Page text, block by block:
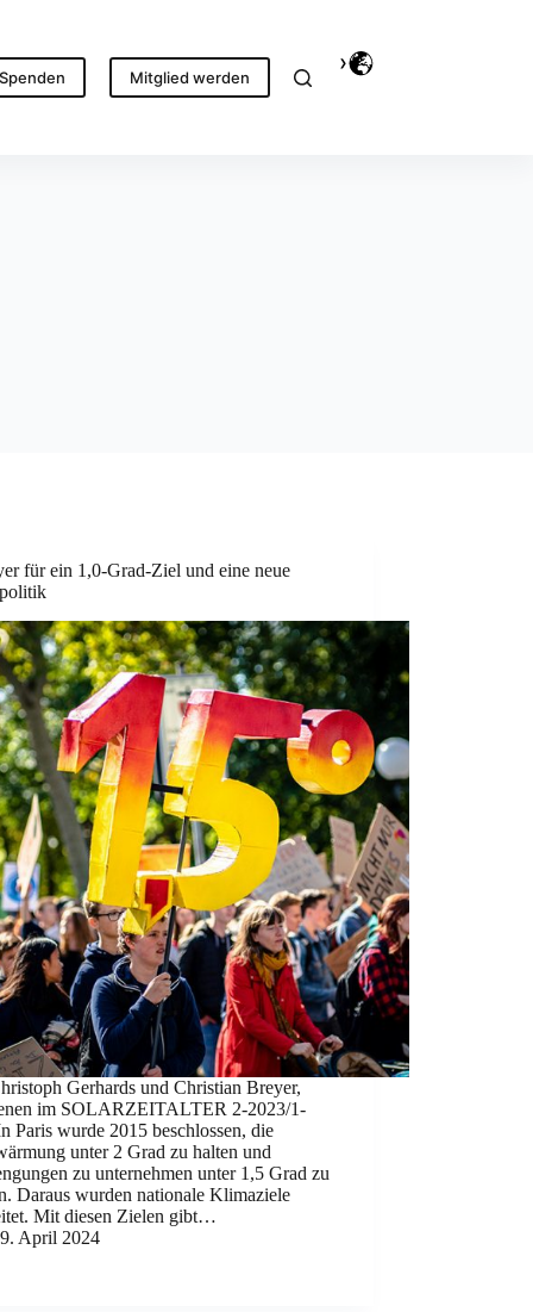
Mitglied werden
für ein 1,0-Grad-Ziel und eine neue
Gerhards und Christian Breyer,
im SOLARZEITALTER 2-2023/1-
Paris wurde 2015 beschlossen, die
unter 2 Grad zu halten und
zu unternehmen unter 1,5 Grad zu
Daraus wurden nationale Klimaziele
Mit diesen Zielen gibt…
9. April 2024